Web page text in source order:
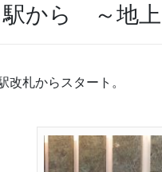
駅から ～地
改札からスタート。